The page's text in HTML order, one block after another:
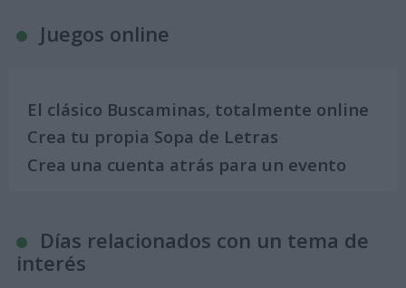
Juegos online
El clásico Buscaminas, totalmente online
Crea tu propia Sopa de Letras
Crea una cuenta atrás para un evento
Días relacionados con un tema de
interés